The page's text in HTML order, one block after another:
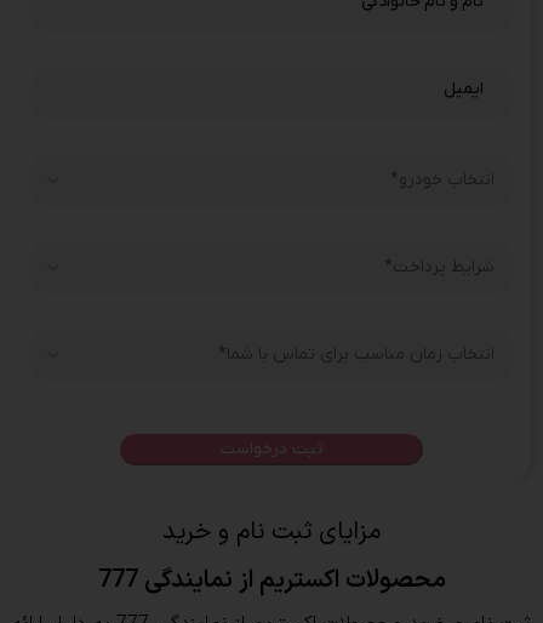
مزایای ثبت نام و خرید
محصولات اکستریم از نمایندگی 777
ایمیل
payment_type
انتخاب زمان مناسب برای تماس با شما*